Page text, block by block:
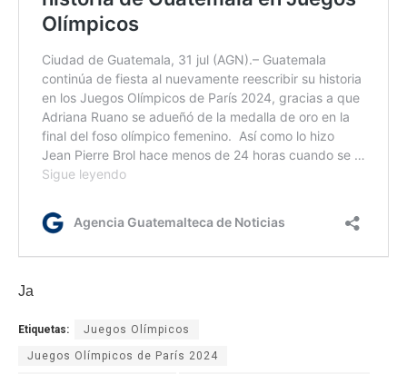
Ja
Etiquetas: Juegos Olímpicos
Juegos Olímpicos de París 2024